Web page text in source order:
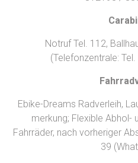
Notruf Tel. 112,
(Telefonzentrale:
Ebike-Dreams Radverleih,
merkung; Flexible Abhol-
Fahrräder, nach vorheriger
39